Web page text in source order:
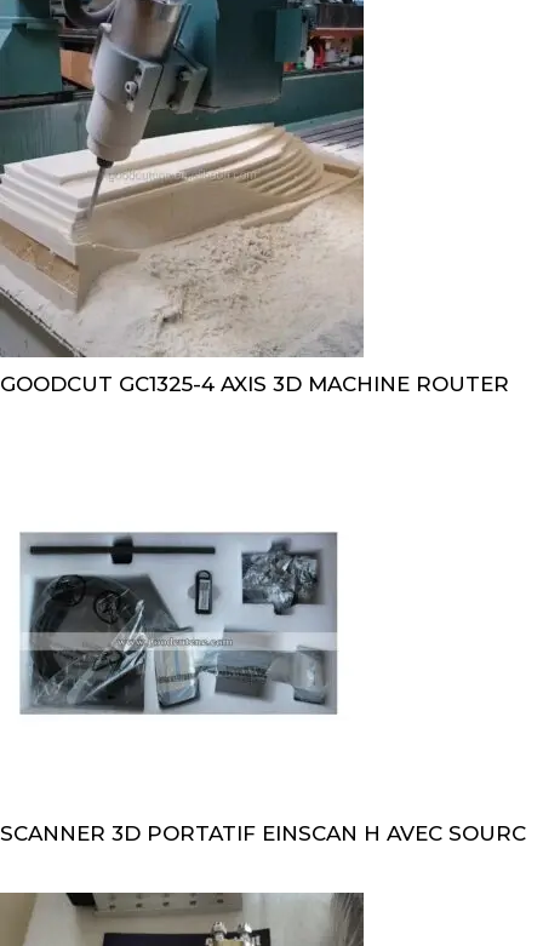
GOODCUT GC1325-4 AXIS 3D MACHINE ROUTER
SCANNER 3D PORTATIF EINSCAN H AVEC SOURC